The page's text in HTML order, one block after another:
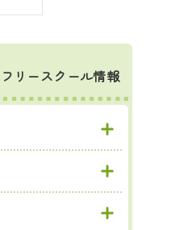
フリースクール情報